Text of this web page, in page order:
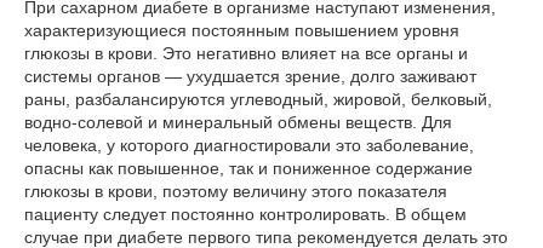
При сахарном диабете в организме наступают изменения,
характеризующиеся постоянным повышением уровня
глюкозы в крови. Это негативно влияет на все органы и
системы органов — ухудшается зрение, долго заживают
раны, разбалансируются углеводный, жировой, белковый,
водно-солевой и минеральный обмены веществ. Для
человека, у которого диагностировали это заболевание,
опасны как повышенное, так и пониженное содержание
глюкозы в крови, поэтому величину этого показателя
пациенту следует постоянно контролировать. В общем
случае при диабете первого типа рекомендуется делать это